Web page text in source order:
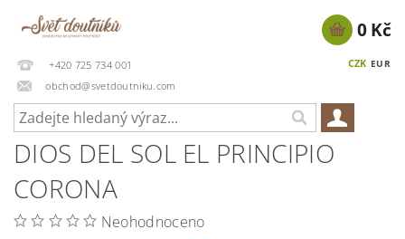
+420 725 734 001
obchod@svetdoutniku.com
CZK EUR
0 Kč
DIOS DEL SOL EL PRINCIPIO
CORONA
Neohodnoceno